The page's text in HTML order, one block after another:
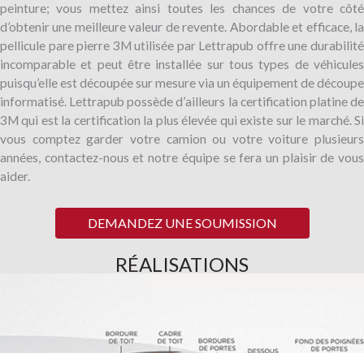
peinture; vous mettez ainsi toutes les chances de votre côté
d’obtenir une meilleure valeur de revente. Abordable et efficace, la
pellicule pare pierre 3M utilisée par Lettrapub offre une durabilité
incomparable et peut être installée sur tous types de véhicules
puisqu’elle est découpée sur mesure via un équipement de découpe
informatisé. Lettrapub possède d’ailleurs la certification platine de
3M qui est la certification la plus élevée qui existe sur le marché. Si
vous comptez garder votre camion ou votre voiture plusieurs
années, contactez-nous et notre équipe se fera un plaisir de vous
aider.
DEMANDEZ UNE SOUMISSION
RÉALISATIONS